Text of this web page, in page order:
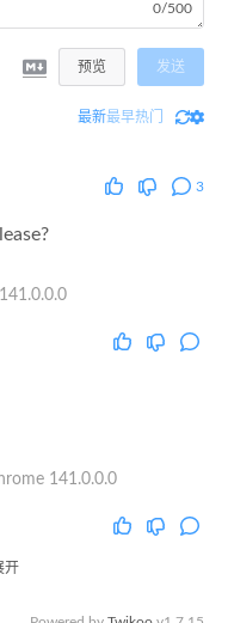
0/500
预览 发送
最新最早热门
3
141.0.0.0
开